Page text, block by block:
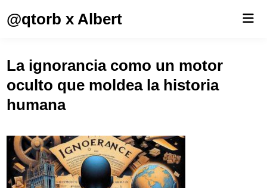
@qtorb x Albert
La ignorancia como un motor
oculto que moldea la historia
humana